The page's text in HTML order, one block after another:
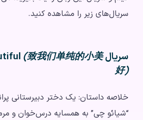
سریال‌های زیر را مشاهده کنید.
سریال A Love So Beautiful(致我们单纯的小美
好)
خلاصه داستان: یک دختر دبیرستانی
“شیائو چی” به همسایه درس‌خوان و